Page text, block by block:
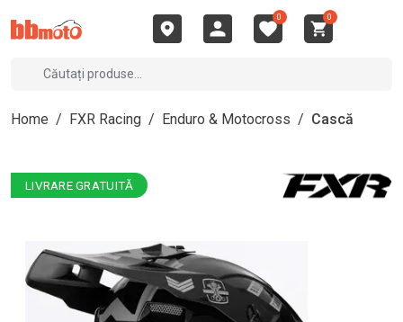
0 0
Home / FXR Racing / Enduro & Motocross / Cască
LIVRARE GRATUITĂ